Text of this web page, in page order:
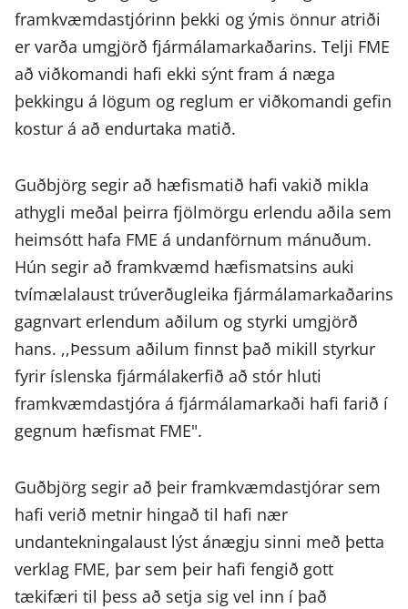
framkvæmdastjórinn þekki og ýmis önnur atriði
er varða umgjörð fjármálamarkaðarins. Telji FME
að viðkomandi hafi ekki sýnt fram á næga
þekkingu á lögum og reglum er viðkomandi gefin
kostur á að endurtaka matið.
Guðbjörg segir að hæfismatið hafi vakið mikla
athygli meðal þeirra fjölmörgu erlendu aðila sem
heimsótt hafa FME á undanförnum mánuðum.
Hún segir að framkvæmd hæfismatsins auki
tvímælalaust trúverðugleika fjármálamarkaðarins
gagnvart erlendum aðilum og styrki umgjörð
hans. ,,Þessum aðilum finnst það mikill styrkur
fyrir íslenska fjármálakerfið að stór hluti
framkvæmdastjóra á fjármálamarkaði hafi farið í
gegnum hæfismat FME".
Guðbjörg segir að þeir framkvæmdastjórar sem
hafi verið metnir hingað til hafi nær
undantekningalaust lýst ánægju sinni með þetta
verklag FME, þar sem þeir hafi fengið gott
tækifæri til þess að setja sig vel inn í það